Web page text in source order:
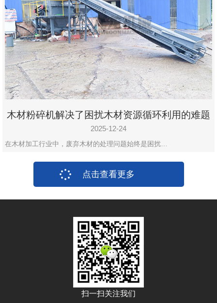
木材粉碎机解决了困扰木材资源循环利用的难题
2025-12-24
在木材加工行业中，废弃木材的处理问题始终是困扰…
点击查看更多
扫一扫关注我们